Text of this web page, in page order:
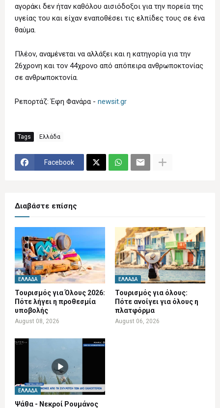
αγοράκι δεν ήταν καθόλου αισιόδοξοι για την πορεία της
υγείας του και είχαν εναποθέσει τις ελπίδες τους σε ένα
θαύμα.
Πλέον, αναμένεται να αλλάξει και η κατηγορία για την
26χρονη και τον 44χρονο από απόπειρα ανθρωποκτονίας
σε ανθρωποκτονία.
Ρεπορτάζ: Έφη Φανάρα - newsit.gr
Tags Ελλάδα
Facebook
Διαβάστε επίσης
ΕΛΛΆΔΑ
Τουρισμός για Όλους 2026:
Πότε λήγει η προθεσμία
υποβολής
August 08, 2026
ΕΛΛΆΔΑ
Τουρισμός για όλους:
Πότε ανοίγει για όλους η
πλατφόρμα
August 06, 2026
ΕΛΛΆΔΑ
Ψάθα - Νεκροί Ρουμάνος